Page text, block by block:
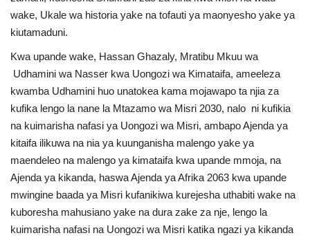
wake, Ukale wa historia yake na tofauti ya maonyesho yake ya
kiutamaduni.
Kwa upande wake, Hassan Ghazaly, Mratibu Mkuu wa
Udhamini wa Nasser kwa Uongozi wa Kimataifa, ameeleza
kwamba Udhamini huo unatokea kama mojawapo ta njia za
kufika lengo la nane la Mtazamo wa Misri 2030, nalo ni kufikia
na kuimarisha nafasi ya Uongozi wa Misri, ambapo Ajenda ya
kitaifa ilikuwa na nia ya kuunganisha malengo yake ya
maendeleo na malengo ya kimataifa kwa upande mmoja, na
Ajenda ya kikanda, haswa Ajenda ya Afrika 2063 kwa upande
mwingine baada ya Misri kufanikiwa kurejesha uthabiti wake na
kuboresha mahusiano yake na dura zake za nje, lengo la
kuimarisha nafasi na Uongozi wa Misri katika ngazi ya kikanda